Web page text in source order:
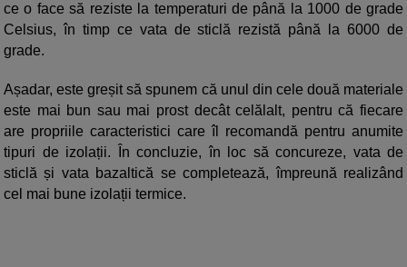
ce o face să reziste la temperaturi de până la 1000 de grade
Celsius, în timp ce vata de sticlă rezistă până la 6000 de
grade.
Așadar, este greșit să spunem că unul din cele două materiale
este mai bun sau mai prost decât celălalt, pentru că fiecare
are propriile caracteristici care îl recomandă pentru anumite
tipuri de izolații. În concluzie, în loc să concureze, vata de
sticlă și vata bazaltică se completează, împreună realizând
cel mai bune izolații termice.